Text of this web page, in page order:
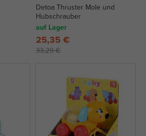
Detoa Thruster Mole und
Hubschrauber
auf Lager
33,29 €
25,35 €